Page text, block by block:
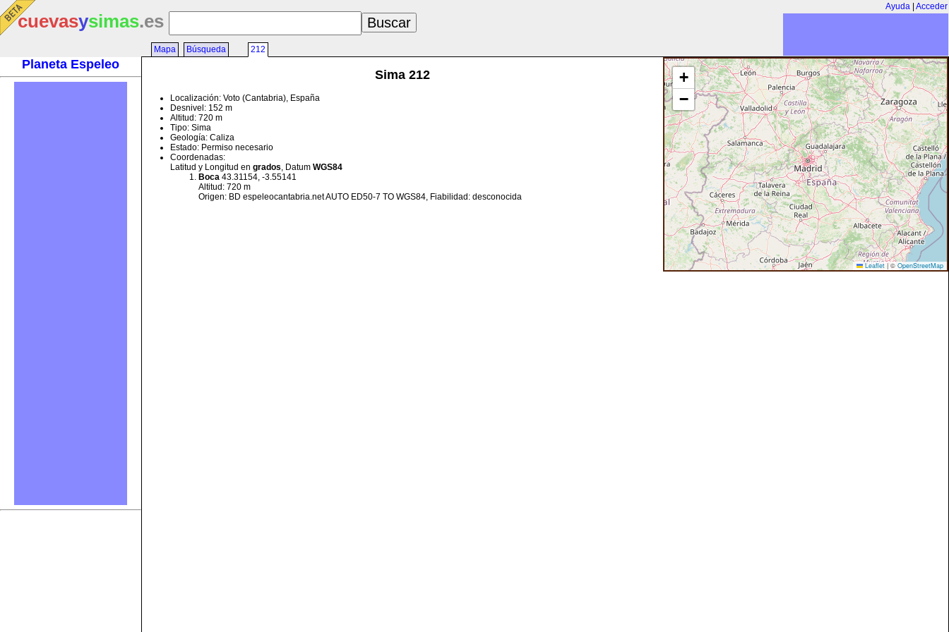
Ayuda Acceder
cuevasysimas.es
Planeta Espeleo
Mapa Búsqueda 212
+
−
Leaflet | © OpenStreetMap
Sima 212
Localización: Voto (Cantabria), España
Desnivel: 152 m
Altitud: 720 m
Tipo: Sima
Geología: Caliza
Estado: Permiso necesario
Coordenadas:
Latitud y Longitud en grados, Datum WGS84
Boca 43.31154, -3.55141
Altitud: 720 m
Origen: BD espeleocantabria.net AUTO ED50-7 TO WGS84, Fiabilidad: desconocida